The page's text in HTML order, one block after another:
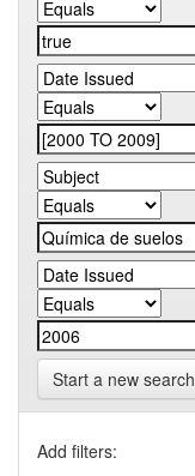
Start a new search
Add filters: